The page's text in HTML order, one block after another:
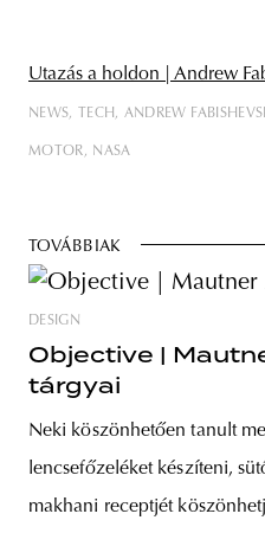
Utazás a holdon | Andrew
NEWS TECH ANDREW
MOTOR NASA
TOVÁBBIAK
DESIGN
Objective |
tárgyai
Neki köszönhetően tanult
lencsefőzeléket készíteni,
makhani receptjét